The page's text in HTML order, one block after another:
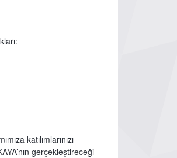
katılımlarınızı
gerçekleştireceği